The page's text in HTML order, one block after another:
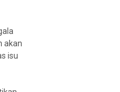
akan
isu